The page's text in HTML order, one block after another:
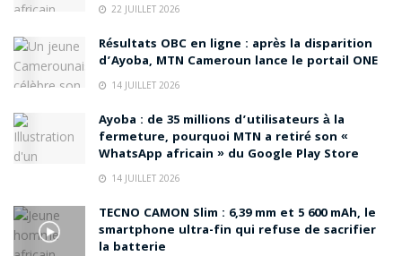
22 JUILLET 2026
Résultats OBC en ligne : après la disparition
d’Ayoba, MTN Cameroun lance le portail ONE
14 JUILLET 2026
Ayoba : de 35 millions d’utilisateurs à la
fermeture, pourquoi MTN a retiré son «
WhatsApp africain » du Google Play Store
14 JUILLET 2026
TECNO CAMON Slim : 6,39 mm et 5 600 mAh, le
smartphone ultra-fin qui refuse de sacrifier
la batterie